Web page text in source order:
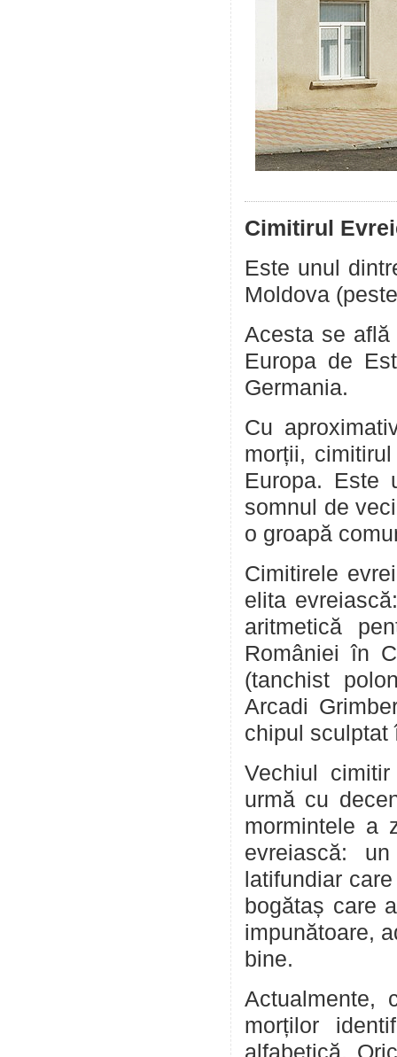
Cimitirul
Este unul
Moldova
Acesta se
Europa de
Germania.
Cu
morții,
Europa. Este
somnul de
o groapă
Cimitirele
elita
aritmetică
României în
(tanchist
Arcadi
chipul sculptat
Vechiul
urmă cu
mormintele a
evreiască:
latifundiar
bogătaș care
impunătoare,
bine.
Actualmente,
morților
alfabetică.